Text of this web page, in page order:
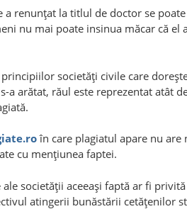
a renunţat la titlul de doctor se
nu mai poate insinua măcar că el
societăţi civile care
a arătat, răul este reprezentat atât
în care plagiatul apare nu
cu menţiunea faptei.
societăţii aceeaşi faptă ar fi
atingerii bunăstării cetăţenilor